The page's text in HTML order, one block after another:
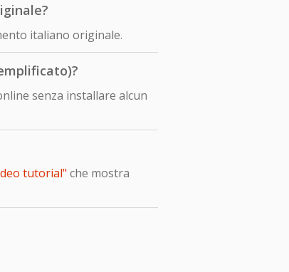
italiano originale.
senza installare alcun
tutorial" che mostra